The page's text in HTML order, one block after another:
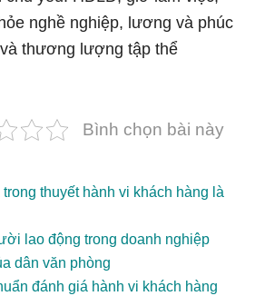
nghề nghiệp, lương và phúc
thương lượng tập thể
Bình chọn bài này
thuyết hành vi khách hàng là
lao động trong doanh nghiệp
dân văn phòng
đánh giá hành vi khách hàng